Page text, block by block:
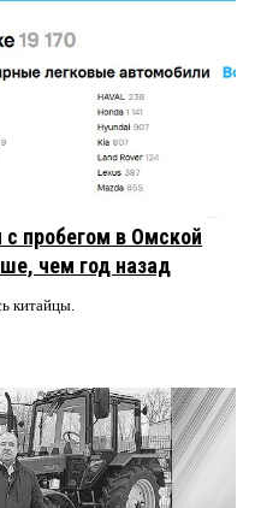
пробегом в Омской
чем год назад
китайцы.